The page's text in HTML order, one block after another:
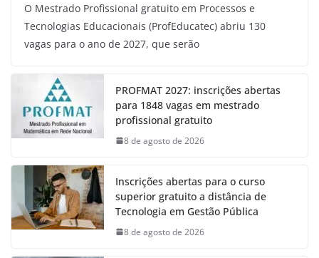
O Mestrado Profissional gratuito em Processos e
Tecnologias Educacionais (ProfEducatec) abriu 130
vagas para o ano de 2027, que serão
PROFMAT 2027: inscrições abertas
para 1848 vagas em mestrado
profissional gratuito
8 de agosto de 2026
Inscrições abertas para o curso
superior gratuito a distância de
Tecnologia em Gestão Pública
8 de agosto de 2026